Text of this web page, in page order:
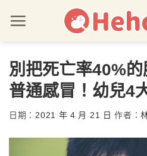
別把死亡率40%
普通感冒！幼兒4
日期： 2021 年 4 月 21 日 作者：